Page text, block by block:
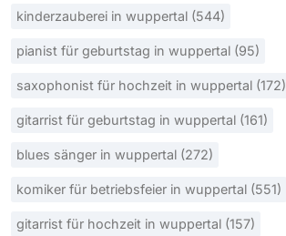
kinderzauberei in wuppertal (544)
pianist für geburtstag in wuppertal (95)
saxophonist für hochzeit in wuppertal (172)
gitarrist für geburtstag in wuppertal (161)
blues sänger in wuppertal (272)
komiker für betriebsfeier in wuppertal (551)
gitarrist für hochzeit in wuppertal (157)